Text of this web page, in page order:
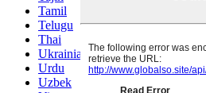
Tamil
Telugu
Thai
Ukrainian
Urdu
Uzbek